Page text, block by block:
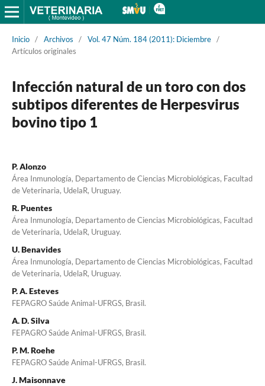
Inicio / Archivos / Vol. 47 Núm. 184 (2011): Diciembre /
Artículos originales
Infección natural de un toro con dos
subtipos diferentes de Herpesvirus
bovino tipo 1
P. Alonzo
Área Inmunología, Departamento de Ciencias Microbiológicas, Facultad
de Veterinaria, UdelaR, Uruguay.
R. Puentes
Área Inmunología, Departamento de Ciencias Microbiológicas, Facultad
de Veterinaria, UdelaR, Uruguay.
U. Benavides
Área Inmunología, Departamento de Ciencias Microbiológicas, Facultad
de Veterinaria, UdelaR, Uruguay.
P. A. Esteves
FEPAGRO Saúde Animal-UFRGS, Brasil.
A. D. Silva
FEPAGRO Saúde Animal-UFRGS, Brasil.
P. M. Roehe
FEPAGRO Saúde Animal-UFRGS, Brasil.
J. Maisonnave